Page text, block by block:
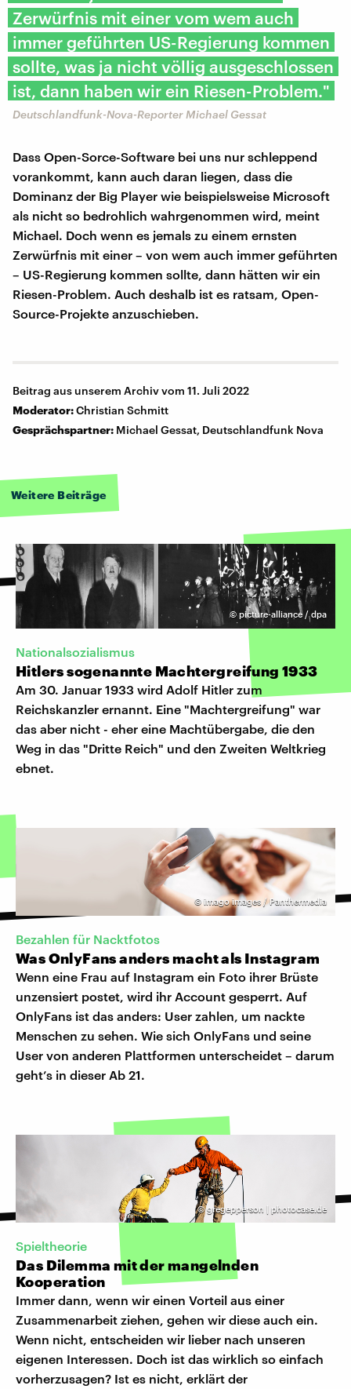
Zerwürfnis mit einer vom wem auch
immer geführten US-Regierung kommen
sollte, was ja nicht völlig ausgeschlossen
ist, dann haben wir ein Riesen-Problem."
Deutschlandfunk-Nova-Reporter Michael Gessat
Dass Open-Sorce-Software bei uns nur schleppend
vorankommt, kann auch daran liegen, dass die
Dominanz der Big Player wie beispielsweise Microsoft
als nicht so bedrohlich wahrgenommen wird, meint
Michael. Doch wenn es jemals zu einem ernsten
Zerwürfnis mit einer – von wem auch immer geführten
– US-Regierung kommen sollte, dann hätten wir ein
Riesen-Problem. Auch deshalb ist es ratsam, Open-
Source-Projekte anzuschieben.
Beitrag aus unserem Archiv vom 11. Juli 2022
Moderator:Christian Schmitt
Gesprächspartner: Michael Gessat, Deutschlandfunk Nova
Weitere Beiträge
©picture-alliance / dpa
Nationalsozialismus
Hitlers sogenannte Machtergreifung 1933
Am 30. Januar 1933 wird Adolf Hitler zum
Reichskanzler ernannt. Eine "Machtergreifung" war
das aber nicht - eher eine Machtübergabe, die den
Weg in das "Dritte Reich" und den Zweiten Weltkrieg
ebnet.
© imago images / Panthermedia
Bezahlen für Nacktfotos
Was OnlyFans anders macht als Instagram
Wenn eine Frau auf Instagram ein Foto ihrer Brüste
unzensiert postet, wird ihr Account gesperrt. Auf
OnlyFans ist das anders: User zahlen, um nackte
Menschen zu sehen. Wie sich OnlyFans und seine
User von anderen Plattformen unterscheidet – darum
geht’s in dieser Ab 21.
©gregepperson | photocase.de
Spieltheorie
Das Dilemma mit der mangelnden
Kooperation
Immer dann, wenn wir einen Vorteil aus einer
Zusammenarbeit ziehen, gehen wir diese auch ein.
Wenn nicht, entscheiden wir lieber nach unseren
eigenen Interessen. Doch ist das wirklich so einfach
vorherzusagen? Ist es nicht, erklärt der